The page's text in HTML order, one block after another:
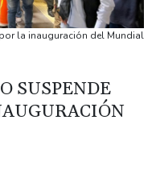
extremo marfileño Yan
UAE hasta 2031
en los sismos en
en desacato al ex
Fauci
la inauguración del Mundial
SUSPENDE